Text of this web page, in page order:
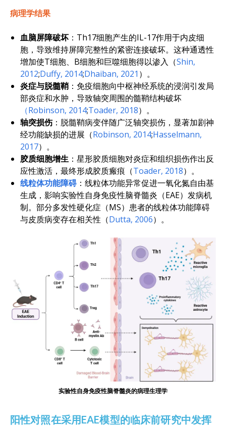
病理学结果
血脑屏障破坏 ：Th17细胞产生的IL-17作用于内皮细
胞，导致维持屏障完整性的紧密连接破坏。这种通透性
增加使T细胞、B细胞和巨噬细胞得以渗入（Shin,
2012;Duffy, 2014;Dhaiban, 2021 ）。
炎症与脱髓鞘 ：免疫细胞向中枢神经系统的浸润引发局
部炎症和水肿，导致轴突周围的髓鞘结构破坏
（Robinson, 2014;Toader, 2018）。
轴突损伤：脱髓鞘病变伴随广泛轴突损伤，显著加剧神
经功能缺损的进展（Robinson, 2014;Hasselmann,
2017）。
胶质细胞增生 ：星形胶质细胞对炎症和组织损伤作出反
应性激活，最终形成胶质瘢痕（Toader, 2018）。
线粒体功能障碍：线粒体功能异常促进一氧化氮自由基
生成，影响实验性自身免疫性脑脊髓炎（EAE）发病机
制。部分多发性硬化症（MS）患者的线粒体功能障碍
与皮质病变存在相关性（Dutta, 2006）。
实验性自身免疫性脑脊髓炎的病理生理学
阳性对照在采用EAE模型的临床前研究中发挥